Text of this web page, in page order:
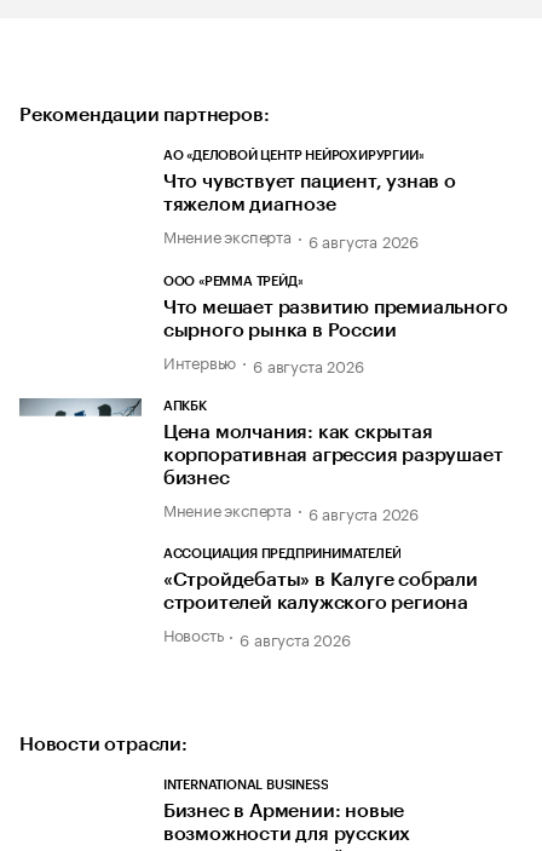
Рекомендации партнеров:
АО «ДЕЛОВОЙ ЦЕНТР НЕЙРОХИРУРГИИ»
Что чувствует пациент, узнав о
тяжелом диагнозе
Мнение эксперта 6 августа 2026
ООО «РЕММА ТРЕЙД»
Что мешает развитию премиального
сырного рынка в России
Интервью 6 августа 2026
АПКБК
Цена молчания: как скрытая
корпоративная агрессия разрушает
бизнес
Мнение эксперта 6 августа 2026
АССОЦИАЦИЯ ПРЕДПРИНИМАТЕЛЕЙ
«Стройдебаты» в Калуге собрали
строителей калужского региона
Новость 6 августа 2026
Новости отрасли:
INTERNATIONAL BUSINESS
Бизнес в Армении: новые
возможности для русских